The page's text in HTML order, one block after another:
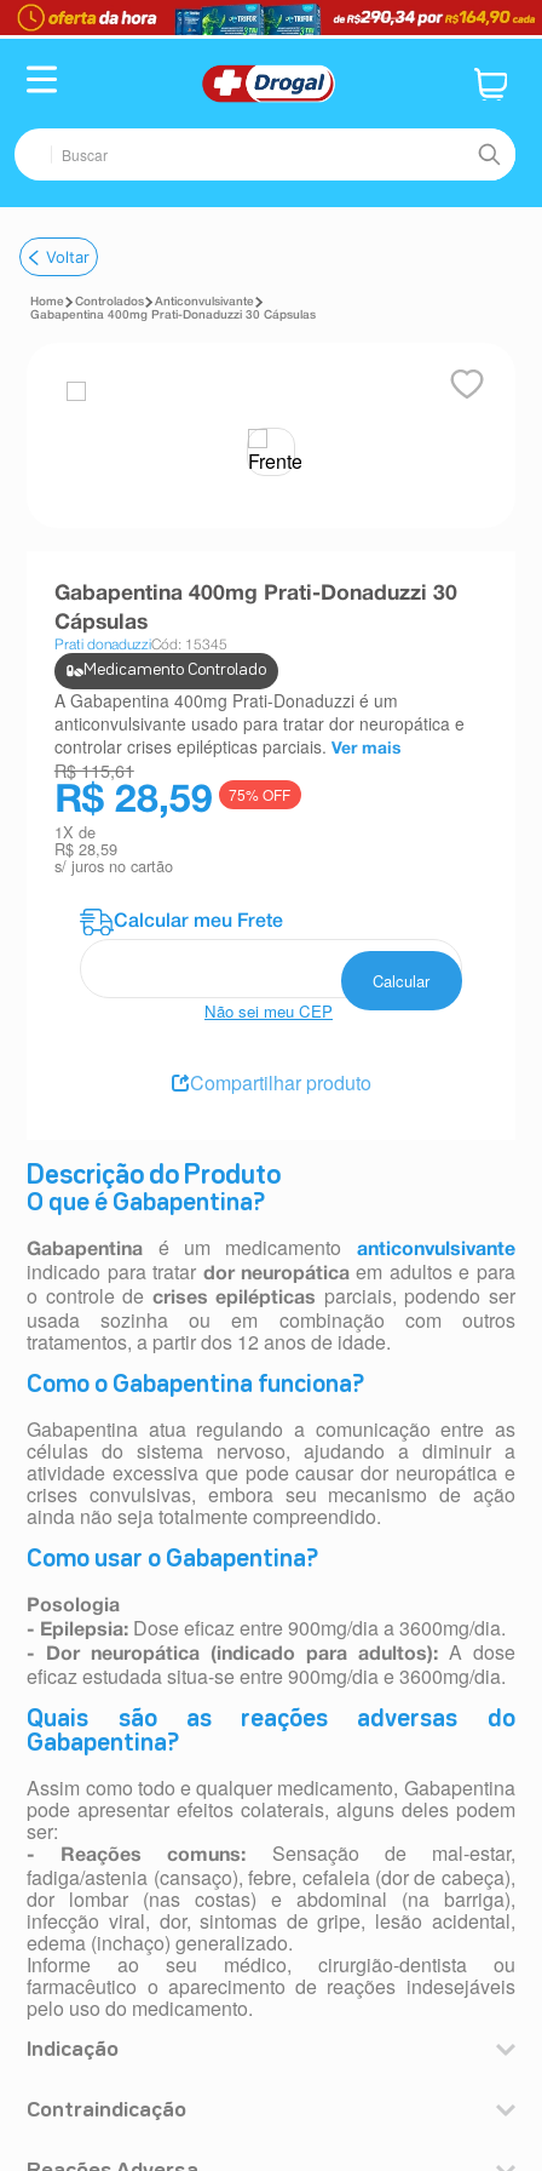
Buscar
1º fralda
2º dipirona
tadalafila
absorvente
10ºshampoo
Voltar
Controlados
Anticonvulsivante
Gabapentina 400mg Prati-Donaduzzi 30 Cápsulas
Descrição do Produto
O que é Gabapentina?
Gabapentina é um medicamento anticonvulsivante
indicado para tratar dor neuropática em adultos e para
o controle de crises epilépticas
parciais, podendo ser
usada sozinha ou em combinação com outros
tratamentos, a partir dos 12 anos de idade.
Como o Gabapentina funciona?
Gabapentina atua regulando a comunicação entre as
células do sistema nervoso, ajudando a diminuir a
atividade excessiva que pode causar dor neuropática e
crises convulsivas, embora seu mecanismo de ação
ainda não seja totalmente compreendido.
Como usar o Gabapentina?
Posologia
- Epilepsia: Dose eficaz entre 900mg/dia a 3600mg/dia.
- Dor neuropática (indicado para adultos):A dose
eficaz estudada situa-se entre 900mg/dia e 3600mg/dia.
Quais são as reações adversas do
Gabapentina?
Assim como todo e qualquer medicamento, Gabapentina
pode apresentar efeitos colaterais, alguns deles podem
ser:
- Reações comuns:
Sensação de mal-estar,
fadiga/astenia (cansaço), febre, cefaleia (dor de cabeça),
dor lombar (nas costas) e abdominal (na barriga),
infecção viral, dor, sintomas de gripe, lesão acidental,
edema (inchaço) generalizado.
Informe ao seu médico, cirurgião-dentista ou
farmacêutico o aparecimento de reações indesejáveis
pelo uso do medicamento.
Indicação
neuropática (dor devido à lesão e/ou mau funcionamento
monoterapia (uso apenas de gabapentina) e terapia
Contraindicação
Gabapentina 400mg Prati-Donaduzzi 30
Cápsulas
Prati donaduzziCód: 15345
Medicamento Controlado
A Gabapentina 400mg Prati-Donaduzzi é um
anticonvulsivante usado para tratar dor neuropática e
controlar crises epilépticas parciais. Ver mais
R$ 115,61
R$ 28,59 75% OFF
1X de
R$ 28,59
s/ juros no cartão
Não sei meu CEP
Compartilhar produto